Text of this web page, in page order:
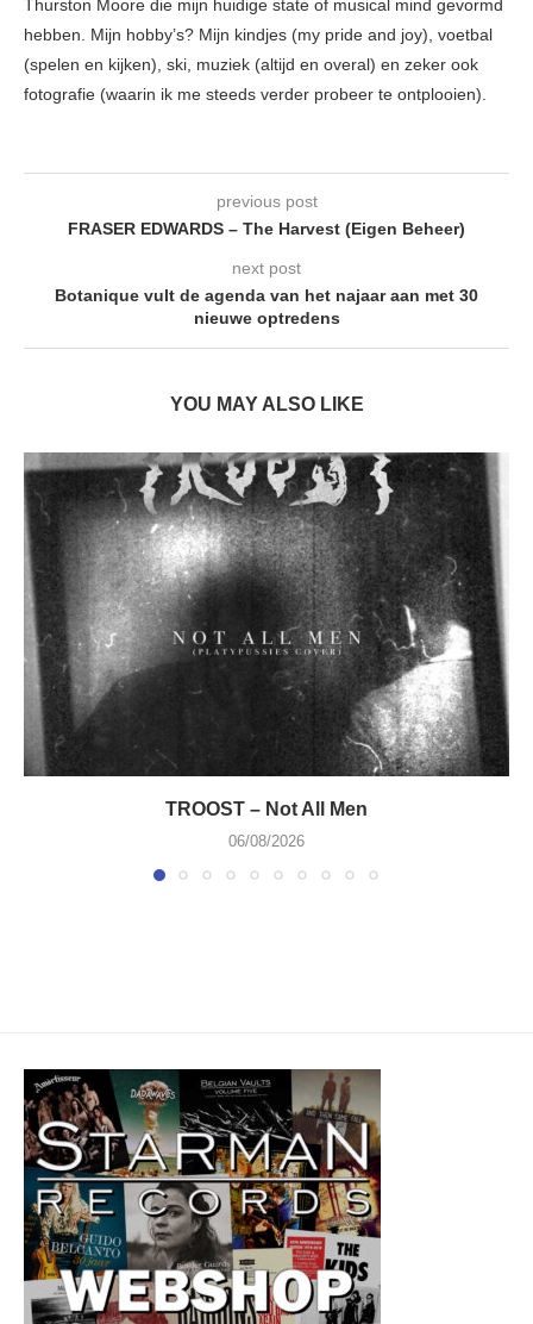
Thurston Moore die mijn huidige state of musical mind gevormd
hebben. Mijn hobby’s? Mijn kindjes (my pride and joy), voetbal
(spelen en kijken), ski, muziek (altijd en overal) en zeker ook
fotografie (waarin ik me steeds verder probeer te ontplooien).
previous post
FRASER EDWARDS – The Harvest (Eigen Beheer)
next post
Botanique vult de agenda van het najaar aan met 30
nieuwe optredens
YOU MAY ALSO LIKE
TROOST – Not All Men
06/08/2026